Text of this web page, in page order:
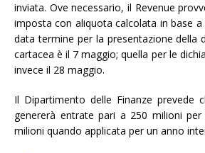
inviata. Ove necessario, il Revenue
imposta con aliquota calcolata in base
data termine per la presentazione della
cartacea è il 7 maggio; quella per le
invece il 28 maggio.
Il Dipartimento delle Finanze prevede
genererà entrate pari a 250 milioni
milioni quando applicata per un anno